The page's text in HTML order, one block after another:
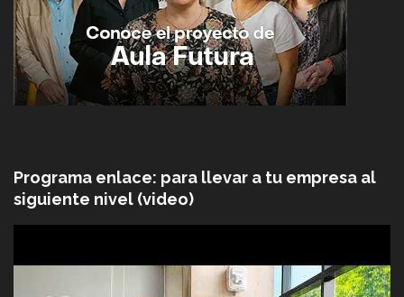
Programa enlace: para llevar a tu empresa al
siguiente nivel (video)